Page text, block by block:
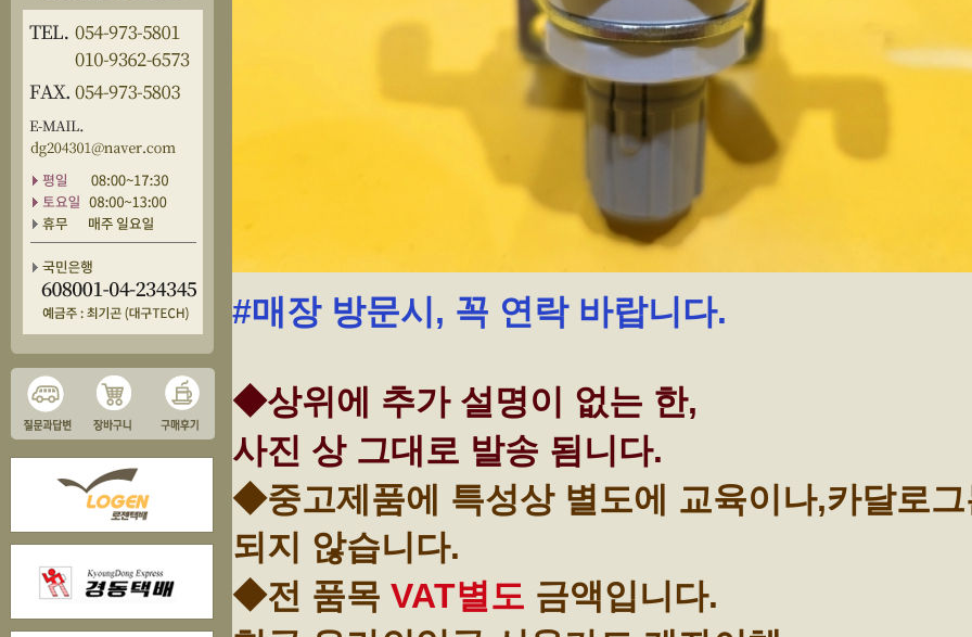
#매장 방문시, 꼭 연락 바랍니다.
◆상위에 추가 설명이 없는 한,
사진 상 그대로 발송 됨니다.
◆중고제품에 특성상 별도에 교육이나,카달로
되지 않습니다.
◆전 품목 VAT별도 금액입니다.